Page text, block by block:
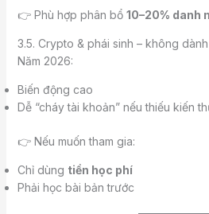
👉 Phù hợp phân bổ 10–20% danh
3.5. Crypto & phái sinh – không
Năm 2026:
Biến động cao
Dễ “cháy tài khoản” nếu thiếu kiến
👉 Nếu muốn tham gia:
Chỉ dùng tiền học phí
Phải học bài bản trước